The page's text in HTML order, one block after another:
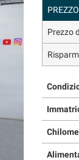
PREZZO
Prezzo